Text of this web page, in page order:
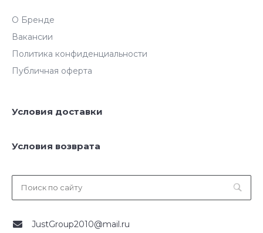
О Бренде
Вакансии
Политика конфиденциальности
Публичная оферта
Условия доставки
Условия возврата
JustGroup2010@mail.ru